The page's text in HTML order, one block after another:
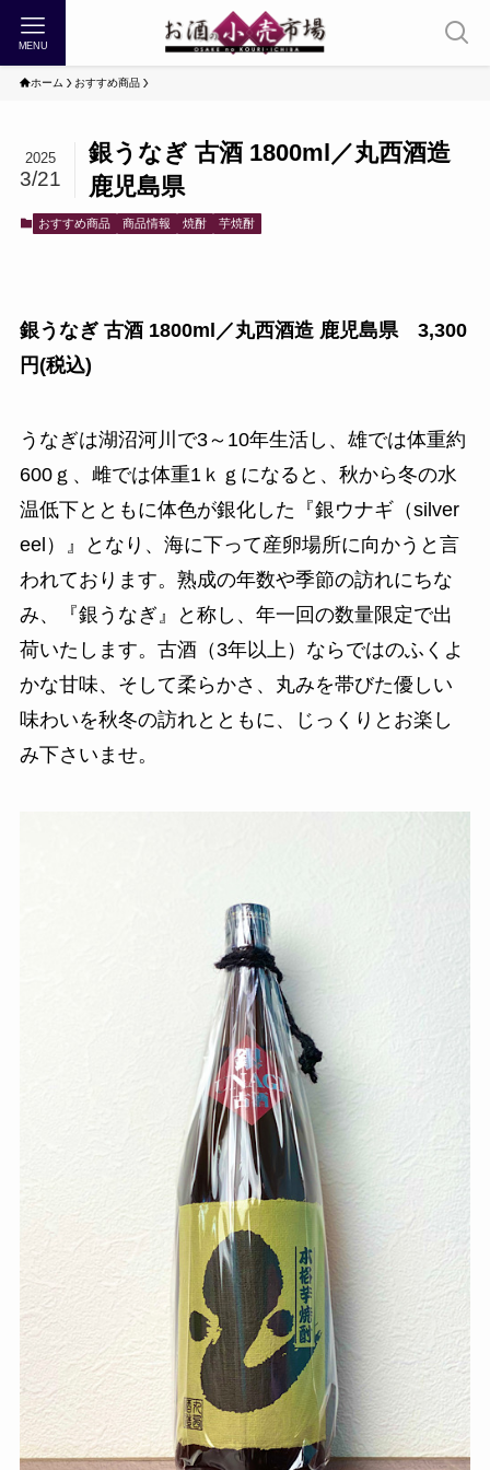
MENU
ホーム おすすめ商品
銀うなぎ 古酒 1800ml／丸西酒造
鹿児島県
2025
3/21
おすすめ商品 商品情報 焼酎 芋焼酎
銀うなぎ 古酒 1800ml／丸西酒造 鹿児島県 3,300
円(税込)
うなぎは湖沼河川で3～10年生活し、雄では体重約
600ｇ、雌では体重1ｋｇになると、秋から冬の水
温低下とともに体色が銀化した『銀ウナギ（silver
eel）』となり、海に下って産卵場所に向かうと言
われております。熟成の年数や季節の訪れにちな
み、『銀うなぎ』と称し、年一回の数量限定で出
荷いたします。古酒（3年以上）ならではのふくよ
かな甘味、そして柔らかさ、丸みを帯びた優しい
味わいを秋冬の訪れとともに、じっくりとお楽し
み下さいませ。